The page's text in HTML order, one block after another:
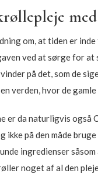
om, at tiden er
ved at sørge for at
på det, som de
verden, hvor de
er da naturligvis også
ikke på den måde
ingredienser
noget af al den